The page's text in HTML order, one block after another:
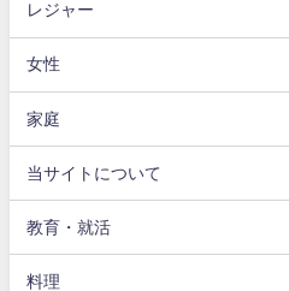
レジャー
女性
家庭
当サイトについて
教育・就活
料理